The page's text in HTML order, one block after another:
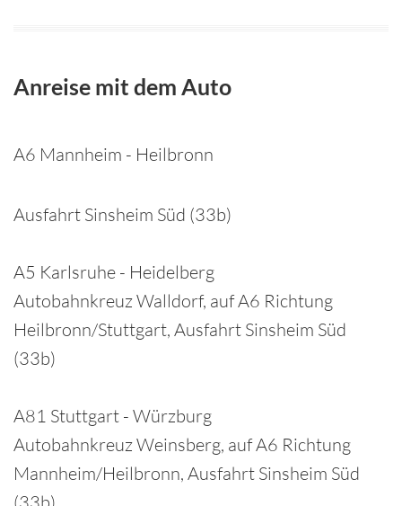
Anreise mit dem Auto
A6 Mannheim - Heilbronn
Ausfahrt Sinsheim Süd (33b)
A5 Karlsruhe - Heidelberg
Autobahnkreuz Walldorf, auf A6 Richtung
Heilbronn/Stuttgart, Ausfahrt Sinsheim Süd
(33b)
A81 Stuttgart - Würzburg
Autobahnkreuz Weinsberg, auf A6 Richtung
Mannheim/Heilbronn, Ausfahrt Sinsheim Süd